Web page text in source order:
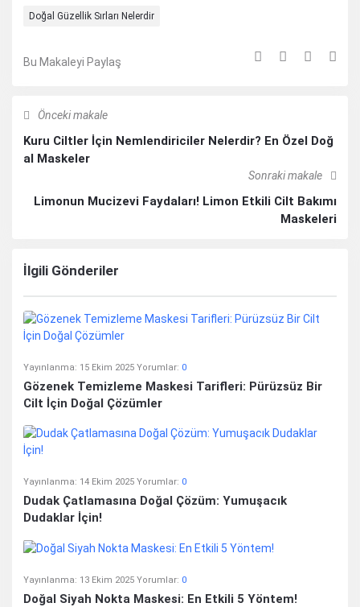
Doğal Güzellik Sırları Nelerdir
Bu Makaleyi Paylaş
Önceki makale
Kuru Ciltler İçin Nemlendiriciler Nelerdir? En Özel Doğ
al Maskeler
Sonraki makale
Limonun Mucizevi Faydaları! Limon Etkili Cilt Bakımı
Maskeleri
İlgili Gönderiler
Yayınlanma: 15 Ekim 2025 Yorumlar: 0
Gözenek Temizleme Maskesi Tarifleri: Pürüzsüz Bir
Cilt İçin Doğal Çözümler
Yayınlanma: 14 Ekim 2025 Yorumlar: 0
Dudak Çatlamasına Doğal Çözüm: Yumuşacık
Dudaklar İçin!
Yayınlanma: 13 Ekim 2025 Yorumlar: 0
Doğal Siyah Nokta Maskesi: En Etkili 5 Yöntem!